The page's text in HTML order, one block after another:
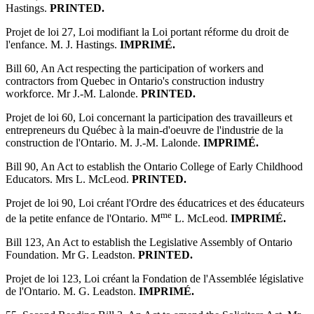
Hastings. PRINTED.
Projet de loi 27, Loi modifiant la Loi portant réforme du droit de
l'enfance. M. J. Hastings. IMPRIMÉ.
Bill 60, An Act respecting the participation of workers and
contractors from Quebec in Ontario's construction industry
workforce. Mr J.-M. Lalonde. PRINTED.
Projet de loi 60, Loi concernant la participation des travailleurs et
entrepreneurs du Québec à la main-d'oeuvre de l'industrie de la
construction de l'Ontario. M. J.-M. Lalonde. IMPRIMÉ.
Bill 90, An Act to establish the Ontario College of Early Childhood
Educators. Mrs L. McLeod. PRINTED.
Projet de loi 90, Loi créant l'Ordre des éducatrices et des éducateurs
de la petite enfance de l'Ontario. Mme L. McLeod. IMPRIMÉ.
Bill 123, An Act to establish the Legislative Assembly of Ontario
Foundation. Mr G. Leadston. PRINTED.
Projet de loi 123, Loi créant la Fondation de l'Assemblée législative
de l'Ontario. M. G. Leadston. IMPRIMÉ.